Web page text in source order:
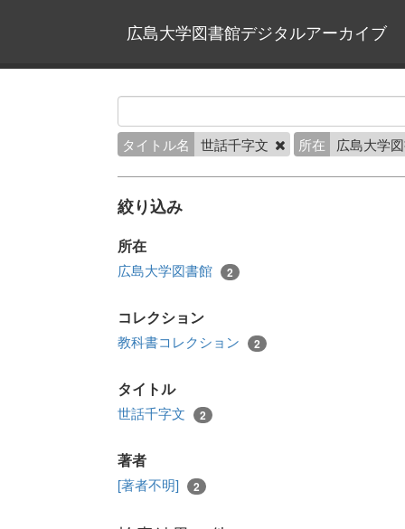
広島大学図書館デジタルアーカイブ
タイトル名 世話千字文 所在 広島大学
絞り込み
所在
広島大学図書館 2
コレクション
教科書コレクション 2
タイトル
世話千字文 2
著者
[著者不明] 2